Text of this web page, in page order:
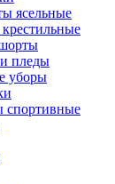
ясельные
пледы
уборы
спортивные